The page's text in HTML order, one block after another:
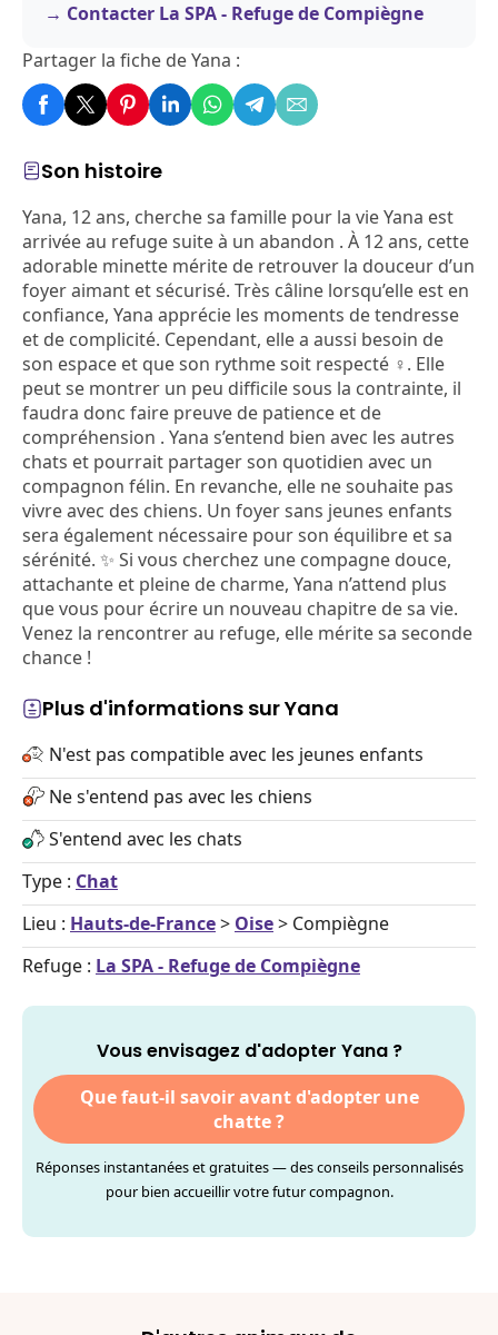
Son histoire
Yana, 12 ans, cherche sa famille pour la vie Yana est
arrivée au refuge suite à un abandon . À 12 ans, cette
adorable minette mérite de retrouver la douceur d’un
foyer aimant et sécurisé. Très câline lorsqu’elle est en
confiance, Yana apprécie les moments de tendresse
et de complicité. Cependant, elle a aussi besoin de
son espace et que son rythme soit respecté ‍♀️. Elle
peut se montrer un peu difficile sous la contrainte, il
faudra donc faire preuve de patience et de
compréhension . Yana s’entend bien avec les autres
chats et pourrait partager son quotidien avec un
compagnon félin. En revanche, elle ne souhaite pas
vivre avec des chiens. Un foyer sans jeunes enfants
sera également nécessaire pour son équilibre et sa
sérénité. ✨ Si vous cherchez une compagne douce,
attachante et pleine de charme, Yana n’attend plus
que vous pour écrire un nouveau chapitre de sa vie.
Venez la rencontrer au refuge, elle mérite sa seconde
chance !
Plus d'informations sur Yana
N'est pas compatible avec les jeunes enfants
Ne s'entend pas avec les chiens
S'entend avec les chats
Type : Chat
Lieu : Hauts-de-France> Oise> Compiègne
Refuge : La SPA - Refuge de Compiègne
Vous envisagez d'adopter Yana ?
Que faut-il savoir avant d'adopter une
chatte ?
Réponses instantanées et gratuites — des conseils personnalisés
pour bien accueillir votre futur compagnon.
Contacter La SPA - Refuge de Compiègne
Partager la fiche de Yana :